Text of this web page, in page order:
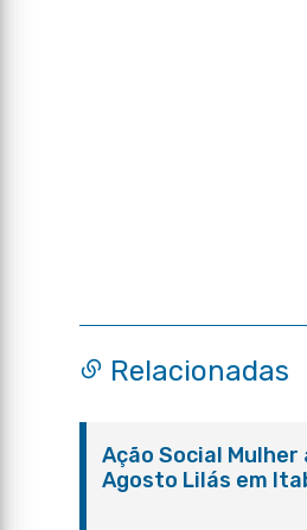
Relacionadas
Ação Social
Agosto Lilás em